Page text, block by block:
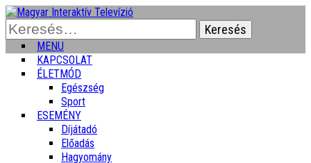
Keresés:
MENU
KAPCSOLAT
ÉLETMÓD
Egészség
Sport
ESEMÉNY
Díjátadó
Előadás
Hagyomány